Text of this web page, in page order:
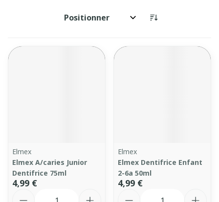
Trier par:
Elmex
Elmex A/caries Junior
Dentifrice 75ml
4,99 €
Elmex
Elmex Dentifrice Enfant
2-6a 50ml
4,99 €